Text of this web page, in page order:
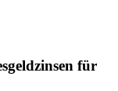
für